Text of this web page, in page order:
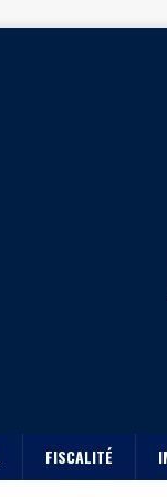
FISCALITÉ